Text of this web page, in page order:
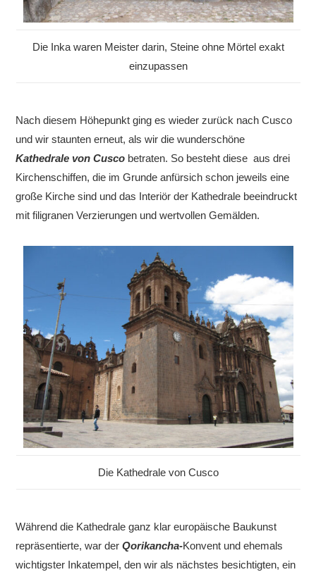
Die Inka waren Meister darin, Steine ohne Mörtel exakt
einzupassen
Nach diesem Höhepunkt ging es wieder zurück nach Cusco
und wir staunten erneut, als wir die wunderschöne
Kathedrale von Cusco betraten. So besteht diese aus drei
Kirchenschiffen, die im Grundeanfürsich schon jeweils eine
große Kirche sind und das Interiör der Kathedrale beeindruckt
mit filigranen Verzierungen und wertvollen Gemälden.
Die Kathedrale von Cusco
Während die Kathedrale ganz klar europäische Baukunst
repräsentierte, war derQorikancha-Konvent und ehemals
wichtigster Inkatempel, den wir als nächstes besichtigten, ein